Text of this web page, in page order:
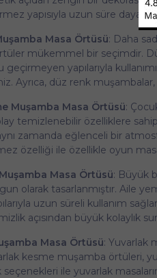
yapısıyla uzun süre dayanır.
Masa Örtüsü: Daha
mükemmel bir seçimdir.
yapılarıyla
Ayrıca, düz renk
Muşamba Masa Örtüsü:
temizlenebilir özelliklere
zamanda eğlenceli bir
özelliği ile özellikle oyun
Masa Örtüsü: Büyük
olarak tasarlanmıştır. Aile
uzun süreli kullanım
açısından büyük kolaylık
Masa Örtüsü: Yuvarlak
kesme muşamba örtüleri,
seçenekleri ile yuvarlak